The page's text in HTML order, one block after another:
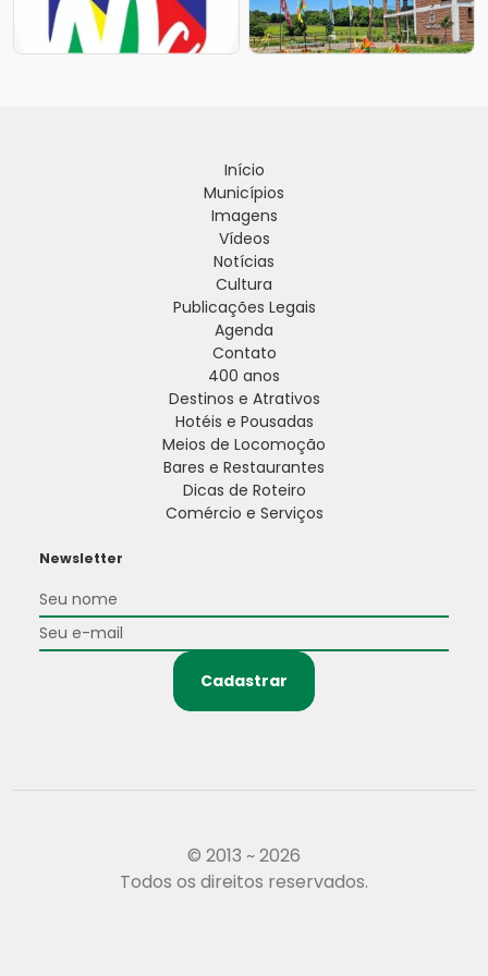
Início
Municípios
Imagens
Vídeos
Notícias
Cultura
Publicações Legais
Agenda
Contato
400 anos
Destinos e Atrativos
Hotéis e Pousadas
Meios de Locomoção
Bares e Restaurantes
Dicas de Roteiro
Comércio e Serviços
Newsletter
Cadastrar
© 2013 ~ 2026
Todos os direitos reservados.